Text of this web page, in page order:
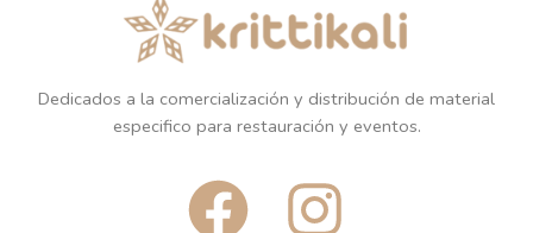
Dedicados a la comercialización y distribución de material
especifico para restauración y eventos.
F I